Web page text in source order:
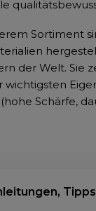
Sortiment
der Welt. Sie
wichtigsten
Schärfe,